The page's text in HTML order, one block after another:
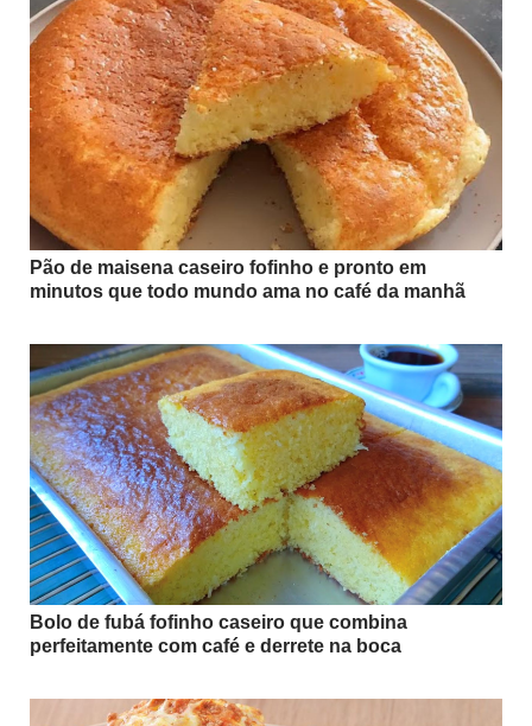
Pão de maisena caseiro fofinho e pronto em
minutos que todo mundo ama no café da manhã
Bolo de fubá fofinho caseiro que combina
perfeitamente com café e derrete na boca